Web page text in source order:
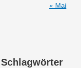
« Mai
Schlagwörter